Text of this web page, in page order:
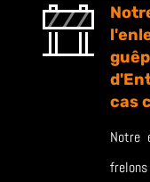
cas
Notre